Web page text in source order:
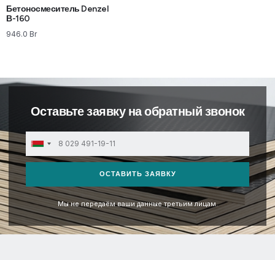
Бетоносмеситель Denzel
В-160
946.0 Br
Оставьте заявку на обратный звонок
Belarus
+375
ОСТАВИТЬ ЗАЯВКУ
Мы не передаём ваши данные третьим лицам.